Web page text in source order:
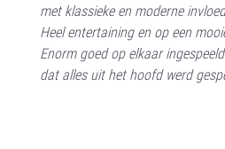
met klassieke en moderne
Heel entertaining en op een
Enorm goed op elkaar
dat alles uit het hoofd werd